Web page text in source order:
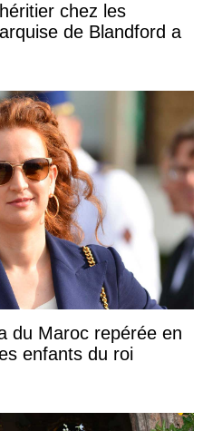
chez les
de Blandford a
du Maroc repérée en
enfants du roi